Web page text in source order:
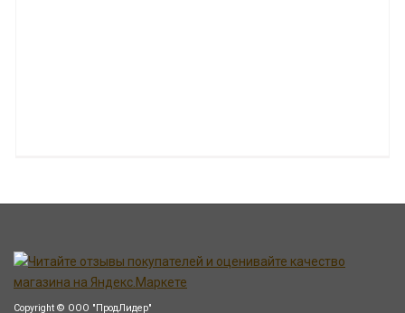
Copyright © ООО "ПродЛидер"